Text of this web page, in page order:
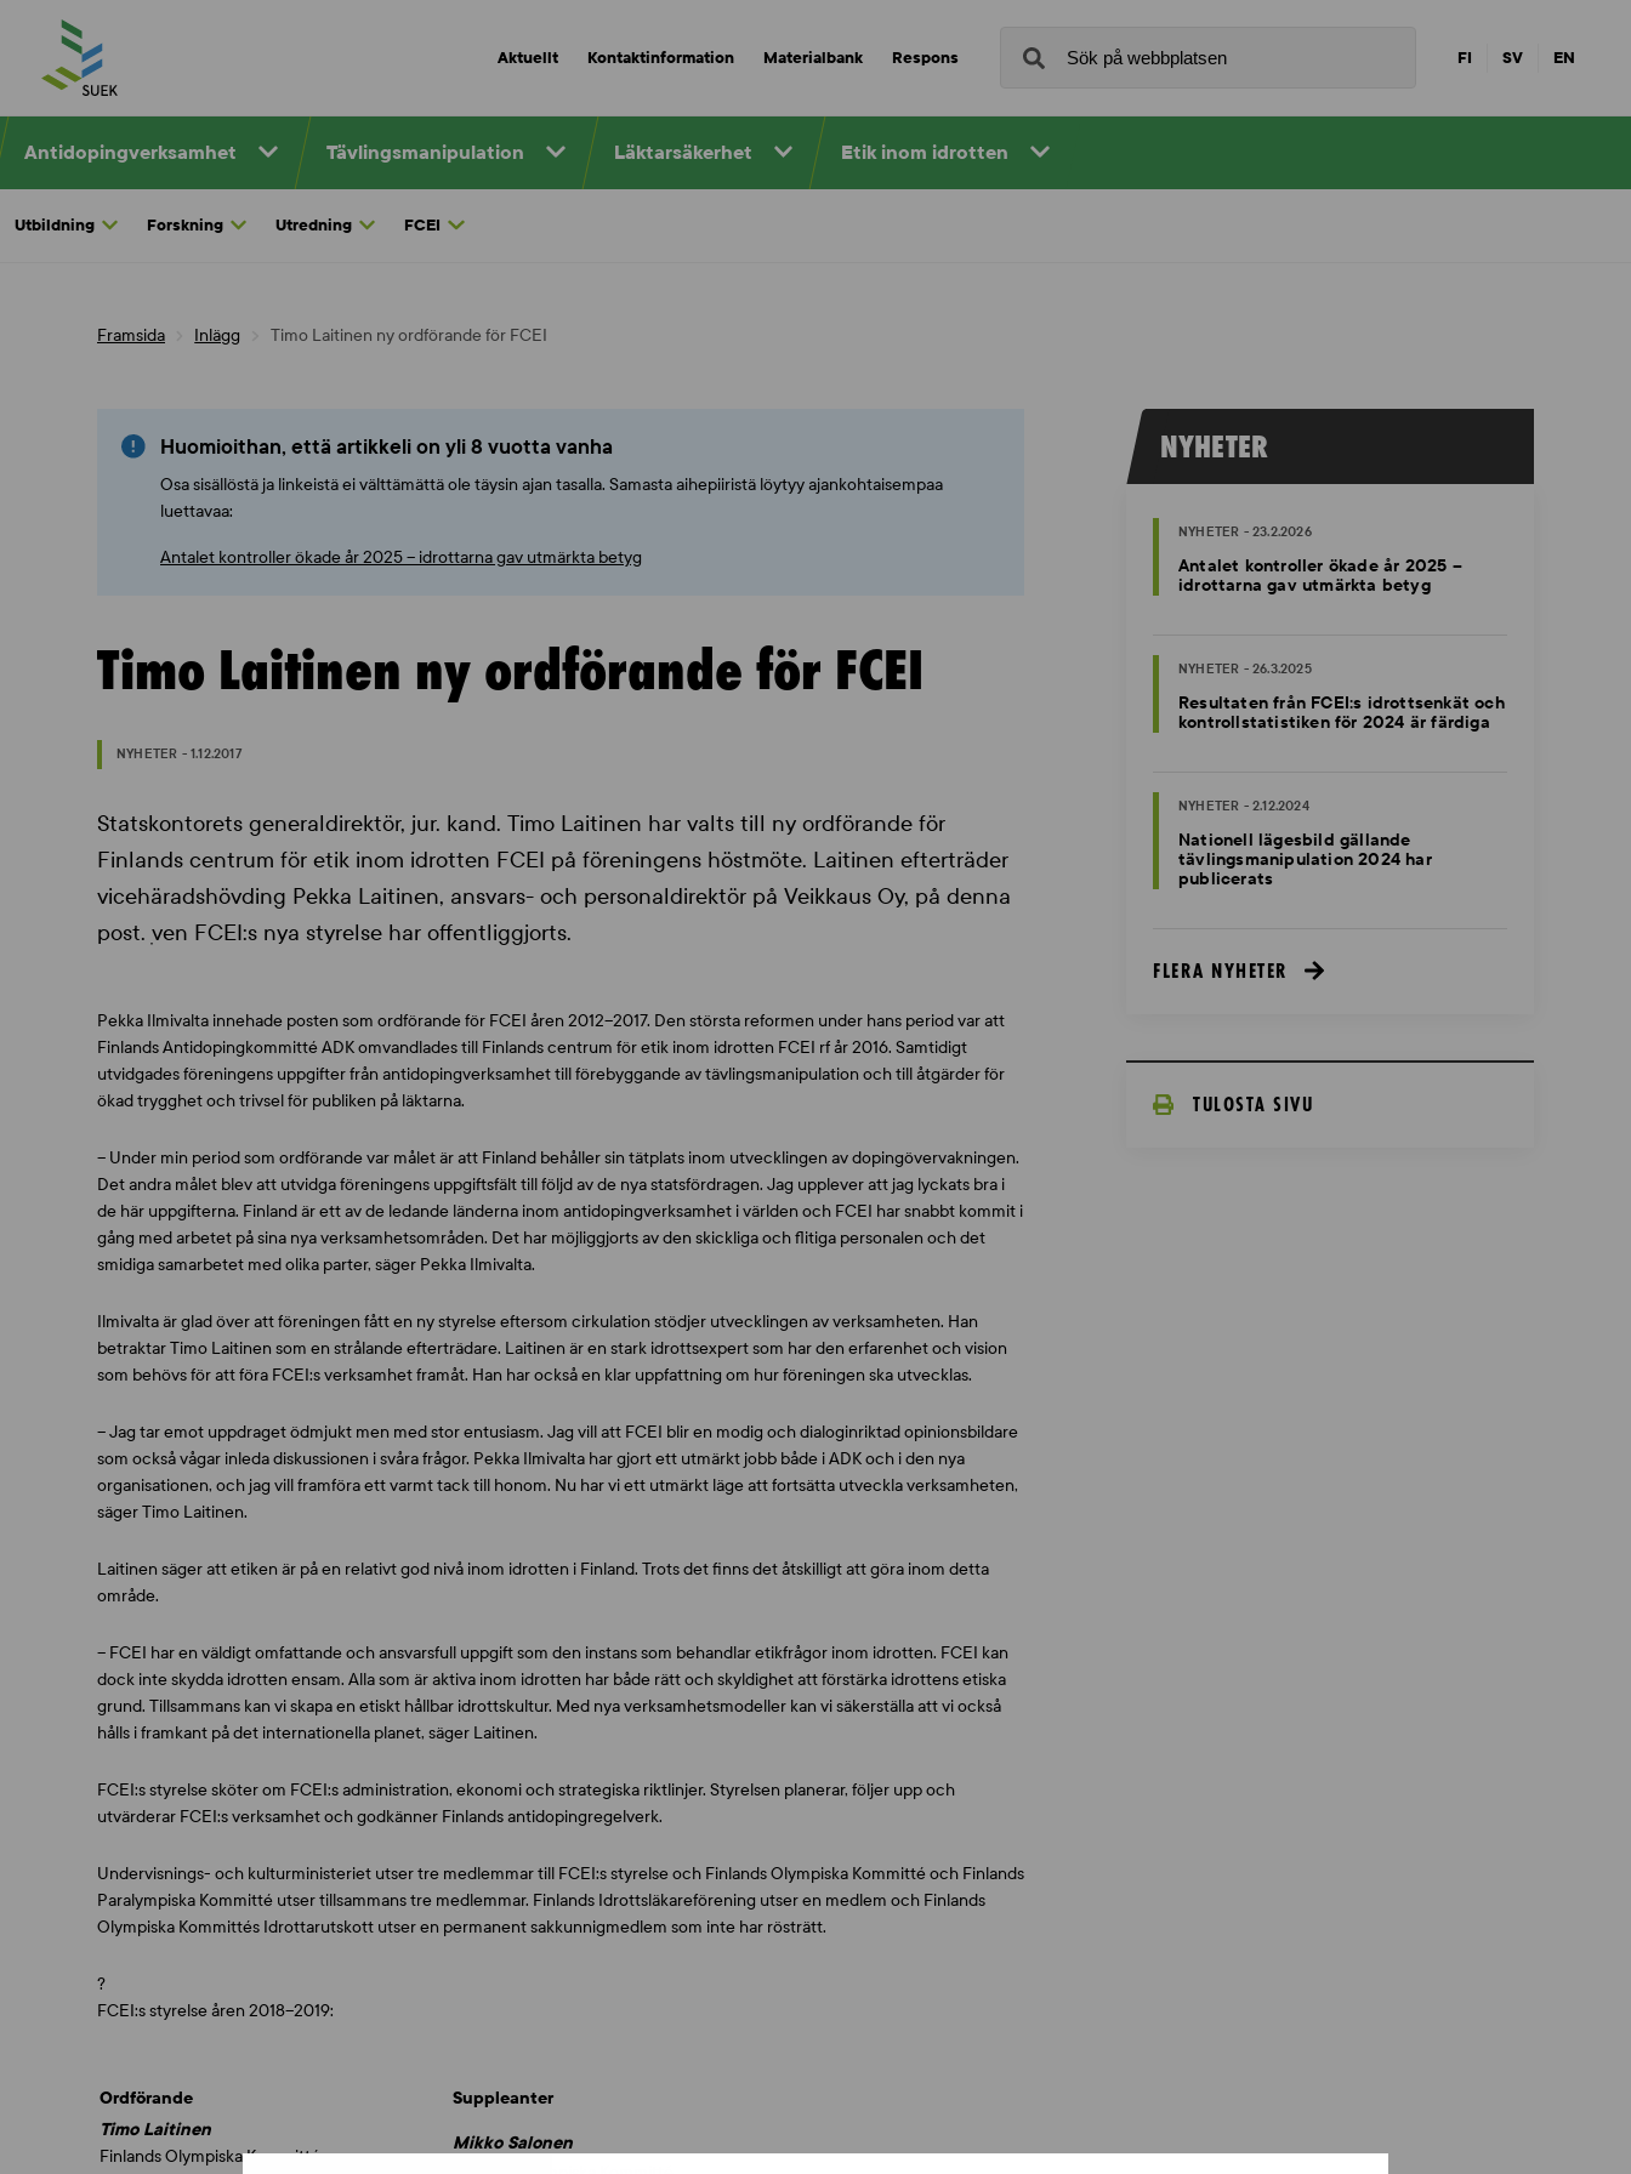
content
Aktuellt Kontaktinformation Materialbank Respons FI SV EN
Antidopingverksamhet Tävlingsmanipulation Läktarsäkerhet Etik inom idrotten
Utbildning Forskning Utredning FCEI
Framsida Inlägg Timo Laitinen ny ordförande för FCEI
Huomioithan, että artikkeli on yli 8 vuotta vanha
Osa sisällöstä ja linkeistä ei välttämättä ole täysin ajan tasalla. Samasta aihepiiristä löytyy ajankohtaisempaa
luettavaa:
Antalet kontroller ökade år 2025 – idrottarna gav utmärkta betyg
Timo Laitinen ny ordförande för FCEI
NYHETER - 1.12.2017
Statskontorets generaldirektör, jur. kand. Timo Laitinen har valts till ny ordförande för
Finlands centrum för etik inom idrotten FCEI på föreningens höstmöte. Laitinen efterträder
vicehäradshövding Pekka Laitinen, ansvars- och personaldirektör på Veikkaus Oy, på denna
post. ִven FCEI:s nya styrelse har offentliggjorts.
Pekka Ilmivalta innehade posten som ordförande för FCEI åren 2012–2017. Den största reformen under hans period var att
Finlands Antidopingkommitté ADK omvandlades till Finlands centrum för etik inom idrotten FCEI rf år 2016. Samtidigt
utvidgades föreningens uppgifter från antidopingverksamhet till förebyggande av tävlingsmanipulation och till åtgärder för
ökad trygghet och trivsel för publiken på läktarna.
– Under min period som ordförande var målet är att Finland behåller sin tätplats inom utvecklingen av dopingövervakningen.
Det andra målet blev att utvidga föreningens uppgiftsfält till följd av de nya statsfördragen. Jag upplever att jag lyckats bra i
de här uppgifterna. Finland är ett av de ledande länderna inom antidopingverksamhet i världen och FCEI har snabbt kommit i
gång med arbetet på sina nya verksamhetsområden. Det har möjliggjorts av den skickliga och flitiga personalen och det
smidiga samarbetet med olika parter, säger Pekka Ilmivalta.
Ilmivalta är glad över att föreningen fått en ny styrelse eftersom cirkulation stödjer utvecklingen av verksamheten. Han
betraktar Timo Laitinen som en strålande efterträdare. Laitinen är en stark idrottsexpert som har den erfarenhet och vision
som behövs för att föra FCEI:s verksamhet framåt. Han har också en klar uppfattning om hur föreningen ska utvecklas.
– Jag tar emot uppdraget ödmjukt men med stor entusiasm. Jag vill att FCEI blir en modig och dialoginriktad opinionsbildare
som också vågar inleda diskussionen i svåra frågor. Pekka Ilmivalta har gjort ett utmärkt jobb både i ADK och i den nya
organisationen, och jag vill framföra ett varmt tack till honom. Nu har vi ett utmärkt läge att fortsätta utveckla verksamheten,
säger Timo Laitinen.
Laitinen säger att etiken är på en relativt god nivå inom idrotten i Finland. Trots det finns det åtskilligt att göra inom detta
område.
– FCEI har en väldigt omfattande och ansvarsfull uppgift som den instans som behandlar etikfrågor inom idrotten. FCEI kan
dock inte skydda idrotten ensam. Alla som är aktiva inom idrotten har både rätt och skyldighet att förstärka idrottens etiska
grund. Tillsammans kan vi skapa en etiskt hållbar idrottskultur. Med nya verksamhetsmodeller kan vi säkerställa att vi också
hålls i framkant på det internationella planet, säger Laitinen.
FCEI:s styrelse sköter om FCEI:s administration, ekonomi och strategiska riktlinjer. Styrelsen planerar, följer upp och
utvärderar FCEI:s verksamhet och godkänner Finlands antidopingregelverk.
Undervisnings- och kulturministeriet utser tre medlemmar till FCEI:s styrelse och Finlands Olympiska Kommitté och Finlands
Paralympiska Kommitté utser tillsammans tre medlemmar. Finlands Idrottsläkareförening utser en medlem och Finlands
Olympiska Kommittés Idrottarutskott utser en permanent sakkunnigmedlem som inte har rösträtt.
?
FCEI:s styrelse åren 2018–2019:
Ordförande
Suppleanter
Timo Laitinen
Finlands Olympiska Kommitté
Mikko Salonen
NYHETER
NYHETER - 23.2.2026
Antalet kontroller ökade år 2025 –
idrottarna gav utmärkta betyg
NYHETER - 26.3.2025
Resultaten från FCEI:s idrottsenkät och
kontrollstatistiken för 2024 är färdiga
NYHETER - 2.12.2024
Nationell lägesbild gällande
tävlingsmanipulation 2024 har
publicerats
FLERA NYHETER
TULOSTA SIVU